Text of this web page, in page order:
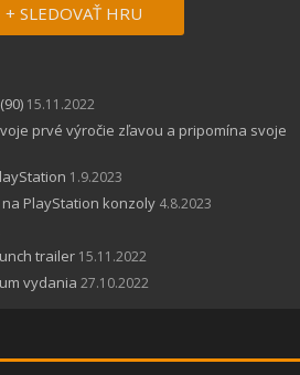
+ SLEDOVAŤ HRU
15.11.2022
prvé výročie zľavou a pripomína svoje
1.9.2023
PlayStation konzoly 4.8.2023
trailer 15.11.2022
vydania 27.10.2022